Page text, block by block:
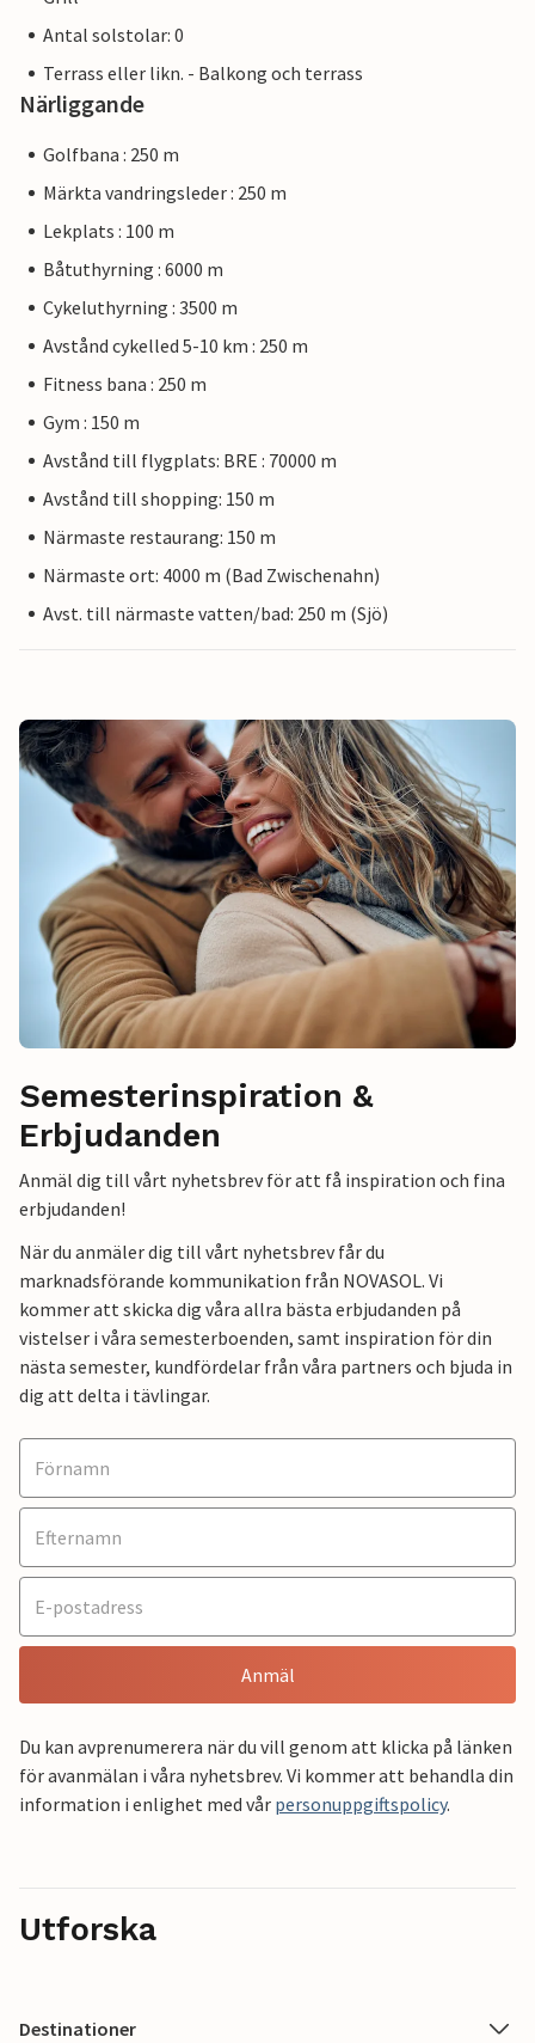
Antal solstolar: 0
Terrass eller likn. - Balkong och terrass
Närliggande
Golfbana : 250 m
Märkta vandringsleder : 250 m
Lekplats : 100 m
Båtuthyrning : 6000 m
Cykeluthyrning : 3500 m
Avstånd cykelled 5-10 km : 250 m
Fitness bana : 250 m
Gym : 150 m
Avstånd till flygplats: BRE : 70000 m
Avstånd till shopping: 150 m
Närmaste restaurang: 150 m
Närmaste ort: 4000 m (Bad Zwischenahn)
Avst. till närmaste vatten/bad: 250 m (Sjö)
Semesterinspiration &
Erbjudanden
Anmäl dig till vårt nyhetsbrev för att få inspiration och fina
erbjudanden!
När du anmäler dig till vårt nyhetsbrev får du
marknadsförande kommunikation från NOVASOL. Vi
kommer att skicka dig våra allra bästa erbjudanden på
vistelser i våra semesterboenden, samt inspiration för din
nästa semester, kundfördelar från våra partners och bjuda in
dig att delta i tävlingar.
Anmäl
Du kan avprenumerera när du vill genom att klicka på länken
för avanmälan i våra nyhetsbrev. Vi kommer att behandla din
information i enlighet med vår personuppgiftspolicy.
Utforska
Destinationer